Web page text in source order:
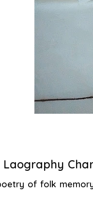
Laography
of folk